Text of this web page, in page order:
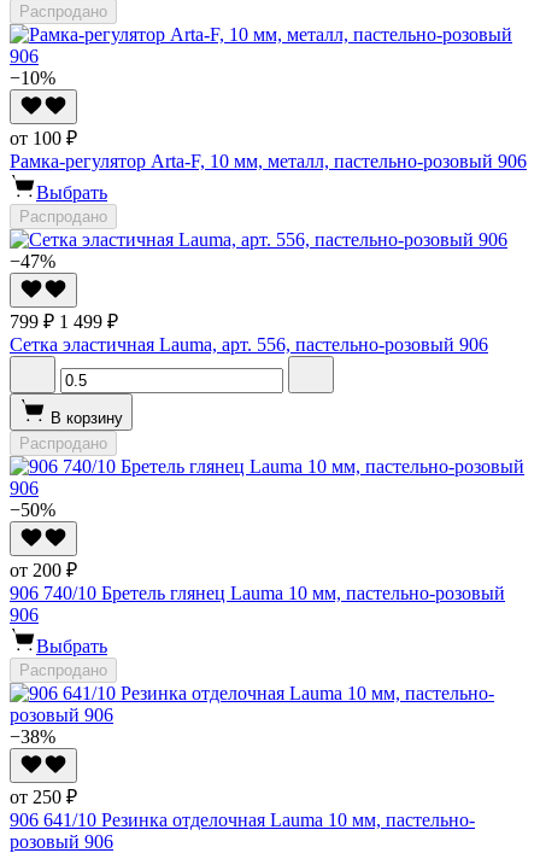
Распродано
−10%
от 100 ₽
Рамка-регулятор Arta-F, 10 мм, металл, пастельно-розовый 906
Выбрать
Распродано
−47%
799 ₽ 1 499 ₽
Сетка эластичная Lauma, арт. 556, пастельно-розовый 906
В корзину
Распродано
−50%
от 200 ₽
906 740/10 Бретель глянец Lauma 10 мм, пастельно-розовый
906
Выбрать
Распродано
−38%
от 250 ₽
906 641/10 Резинка отделочная Lauma 10 мм, пастельно-
розовый 906